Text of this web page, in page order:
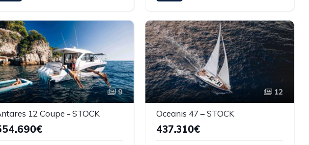
9
12 Coupe - STOCK
12
Oceanis 47 – STOCK
437.310€